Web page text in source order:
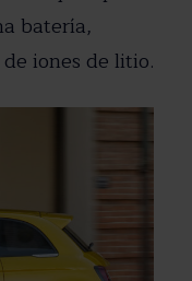
batería,
iones de litio.